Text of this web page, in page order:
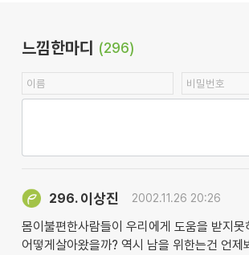
느낌한마디 (296)
296. 이상진 2002.11.26 20:26
몸이불편한사람들이 우리에게 도움을 받지못
어떻게살아왔을까? 역시 남을 위한는건 언제